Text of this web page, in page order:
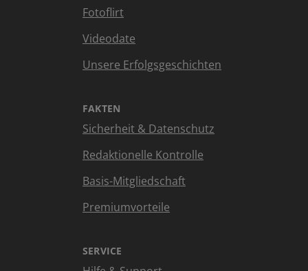
Fotoflirt
Videodate
Unsere Erfolgsgeschichten
FAKTEN
Sicherheit & Datenschutz
Redaktionelle Kontrolle
Basis-Mitgliedschaft
Premiumvorteile
SERVICE